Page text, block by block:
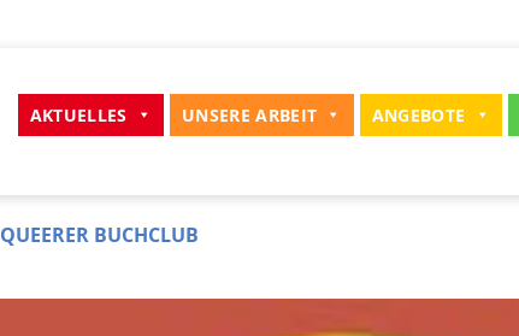
AKTUELLES UNSERE ARBEIT ANGEBOTE
QUEERER BUCHCLUB